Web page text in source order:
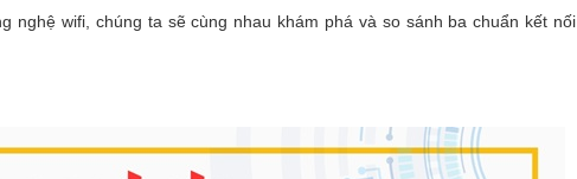
nghệ wifi, chúng ta sẽ cùng nhau khám phá và so sánh ba chuẩn kết nối